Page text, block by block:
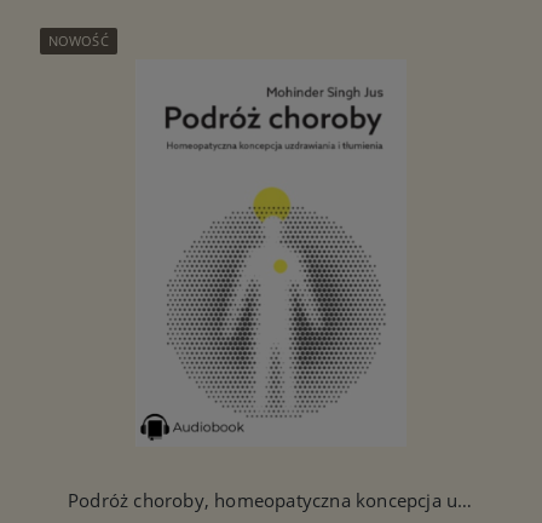
Podróż choroby, homeopatyczna koncepcja uzdrawiania i tłumienia - Audiobook PL
NOWOŚĆ